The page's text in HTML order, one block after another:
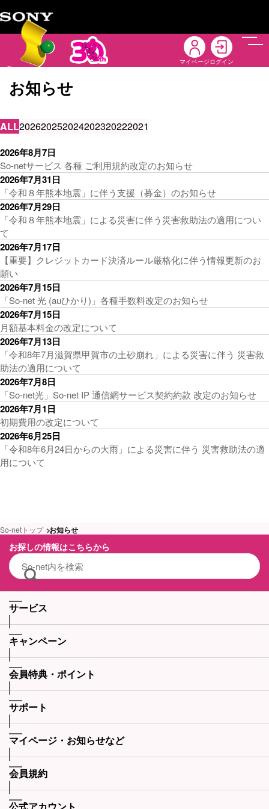
マイページ ログイン
メニ
お知らせ
ALL202620252024202320222021
2026年8月7日
So-netサービス 各種 ご利用規約改定のお知らせ
2026年7月31日
「令和８年熊本地震」に伴う支援（募金）のお知らせ
2026年7月29日
「令和８年熊本地震」による災害に伴う災害救助法の適用につい
て
2026年7月17日
【重要】クレジットカード決済ルール厳格化に伴う情報更新のお
願い
2026年7月15日
「So-net 光 (auひかり)」各種手数料改定のお知らせ
2026年7月15日
月額基本料金の改定について
2026年7月13日
「令和8年7月滋賀県甲賀市の土砂崩れ」による災害に伴う 災害救
助法の適用について
2026年7月8日
「So-net光」So-net IP 通信網サービス契約約款 改定のお知らせ
2026年7月1日
初期費用の改定について
2026年6月25日
「令和8年6月24日からの大雨」による災害に伴う 災害救助法の適
用について
So-netトップ お知らせ
お探しの情報はこちらから
サービス
キャンペーン
会員特典・ポイント
サポート
マイページ・お知らせなど
会員規約